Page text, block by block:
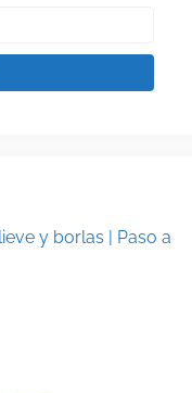
y borlas | Paso a